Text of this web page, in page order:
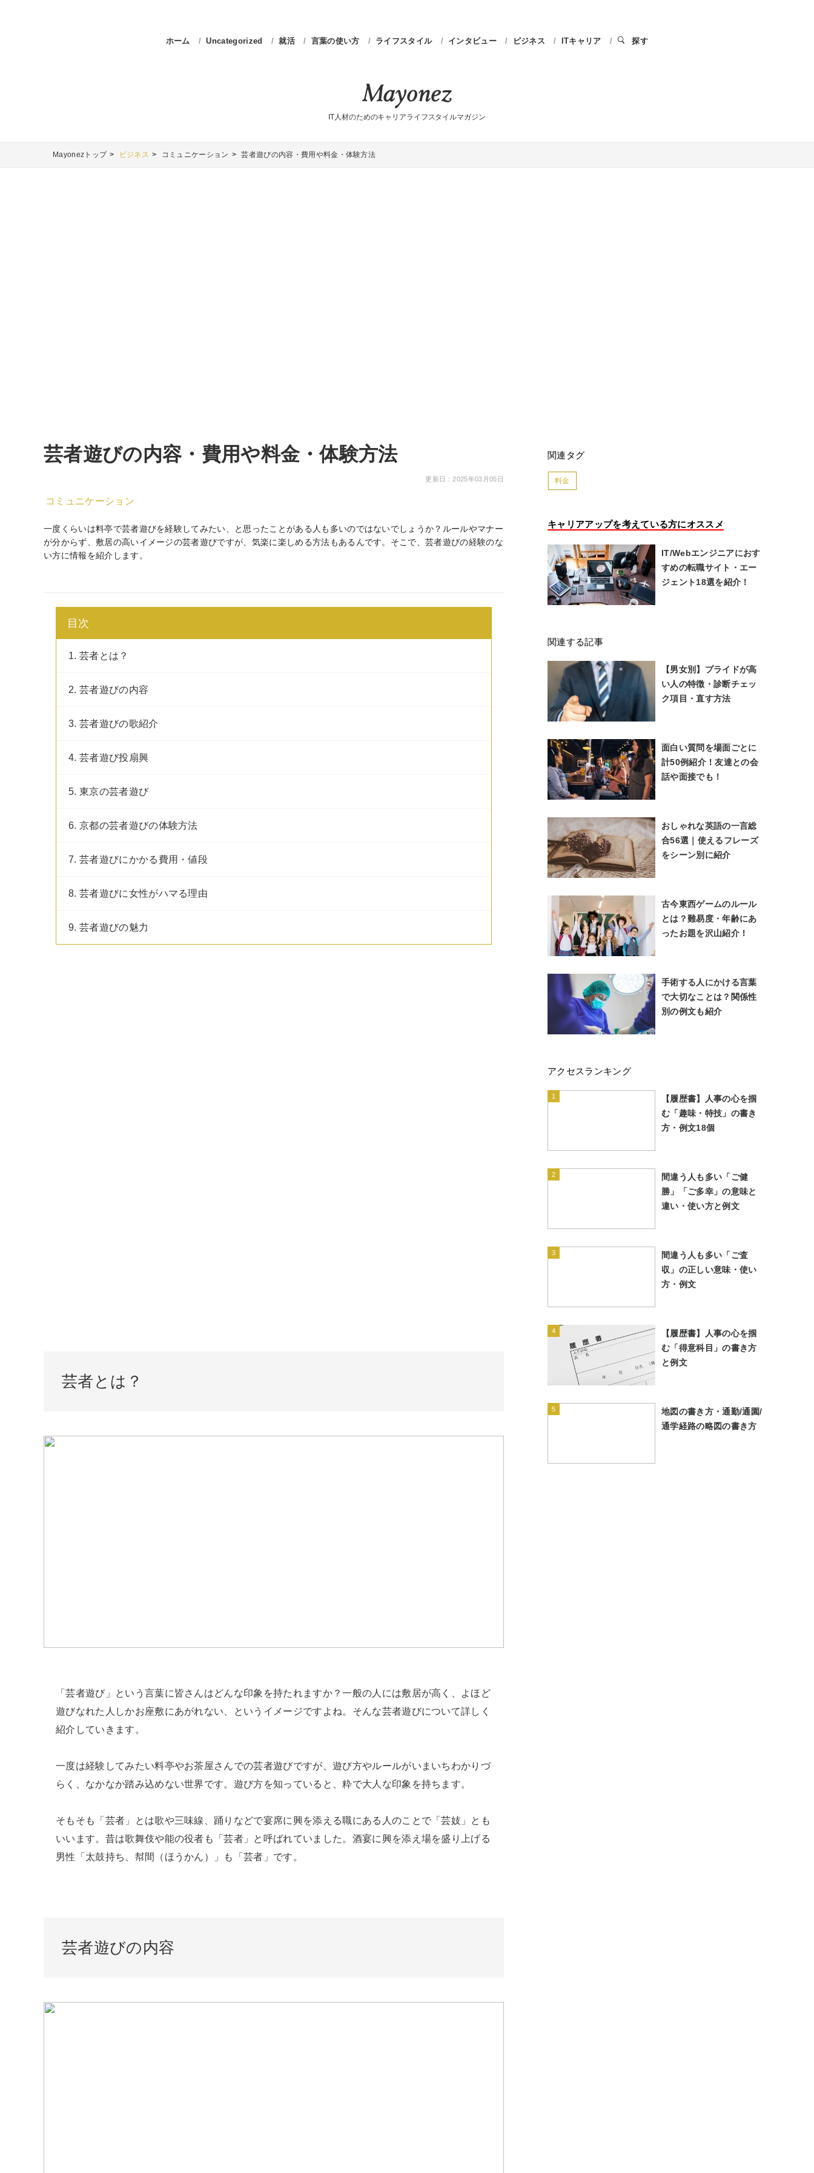
ホーム Uncategorized 就活 言葉の使い方 ライフスタイル インタビュー ビジネス ITキャリア 探す
IT人材のためのキャリアライフスタイルマガジン
Mayonezトップ ビジネス コミュニケーション 芸者遊びの内容・費用や料金・体験方法
芸者遊びの内容・費用や料金・体験方法
更新日：2025年03月05日
コミュニケーション
一度くらいは料亭で芸者遊びを経験してみたい、と思ったことがある人も多いのではないでしょうか？ルールやマナー
が分からず、敷居の高いイメージの芸者遊びですが、気楽に楽しめる方法もあるんです。そこで、芸者遊びの経験のな
い方に情報を紹介します。
目次
1. 芸者とは？
2. 芸者遊びの内容
3. 芸者遊びの歌紹介
4. 芸者遊び投扇興
5. 東京の芸者遊び
6. 京都の芸者遊びの体験方法
7. 芸者遊びにかかる費用・値段
8. 芸者遊びに女性がハマる理由
9. 芸者遊びの魅力
芸者とは？
「芸者遊び」という言葉に皆さんはどんな印象を持たれますか？一般の人には敷居が高く、よほど
遊びなれた人しかお座敷にあがれない、というイメージですよね。そんな芸者遊びについて詳しく
紹介していきます。
一度は経験してみたい料亭やお茶屋さんでの芸者遊びですが、遊び方やルールがいまいちわかりづ
らく、なかなか踏み込めない世界です。遊び方を知っていると、粋で大人な印象を持ちます。
そもそも「芸者」とは歌や三味線、踊りなどで宴席に興を添える職にある人のことで「芸妓」とも
いいます。昔は歌舞伎や能の役者も「芸者」と呼ばれていました。酒宴に興を添え場を盛り上げる
男性「太鼓持ち、幇間（ほうかん）」も「芸者」です。
芸者遊びの内容
関連タグ
料金
キャリアアップを考えている方にオススメ
IT/Webエンジニアにおす
すめの転職サイト・エー
ジェント18選を紹介！
関連する記事
【男女別】プライドが高
い人の特徴・診断チェッ
ク項目・直す方法
面白い質問を場面ごとに
計50例紹介！友達との会
話や面接でも！
おしゃれな英語の一言総
合56選｜使えるフレーズ
をシーン別に紹介
古今東西ゲームのルール
とは？難易度・年齢にあ
ったお題を沢山紹介！
手術する人にかける言葉
で大切なことは？関係性
別の例文も紹介
アクセスランキング
1
【履歴書】人事の心を掴
む「趣味・特技」の書き
方・例文18個
2
間違う人も多い「ご健
勝」「ご多幸」の意味と
違い・使い方と例文
3
間違う人も多い「ご査
収」の正しい意味・使い
方・例文
4
【履歴書】人事の心を掴
む「得意科目」の書き方
と例文
5
地図の書き方・通勤/通園/
通学経路の略図の書き方